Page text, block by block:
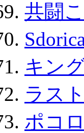
共闘
キン
ラス
ポコ